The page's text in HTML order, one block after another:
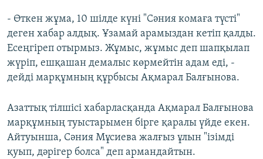
- Өткен жұма, 10 шілде күні "Сәния комаға түсті"
деген хабар алдық. Ұзамай арамыздан кетіп қалды.
Есеңгіреп отырмыз. Жұмыс, жұмыс деп шапқылап
жүріп, ешқашан демалыс көрмейтін адам еді, -
дейді марқұмның құрбысы Ақмарал Балғынова.
Азаттық тілшісі хабарласқанда Ақмарал Балғынова
марқұмның туыстарымен бірге қаралы үйде екен.
Айтуынша, Сәния Мұсиева жалғыз ұлын "ізімді
қуып, дәрігер болса" деп армандайтын.